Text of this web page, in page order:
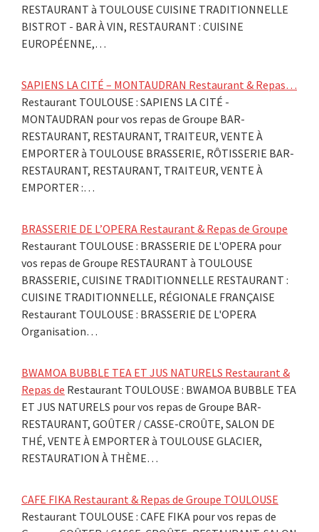
RESTAURANT à TOULOUSE CUISINE TRADITIONNELLE
BISTROT - BAR À VIN, RESTAURANT : CUISINE
EUROPÉENNE,…
SAPIENS LA CITÉ – MONTAUDRAN Restaurant & Repas…
Restaurant TOULOUSE : SAPIENS LA CITÉ -
MONTAUDRAN pour vos repas de Groupe BAR-
RESTAURANT, RESTAURANT, TRAITEUR, VENTE À
EMPORTER à TOULOUSE BRASSERIE, RÔTISSERIE BAR-
RESTAURANT, RESTAURANT, TRAITEUR, VENTE À
EMPORTER :…
BRASSERIE DE L’OPERA Restaurant & Repas de Groupe
Restaurant TOULOUSE : BRASSERIE DE L'OPERA pour
vos repas de Groupe RESTAURANT à TOULOUSE
BRASSERIE, CUISINE TRADITIONNELLE RESTAURANT :
CUISINE TRADITIONNELLE, RÉGIONALE FRANÇAISE
Restaurant TOULOUSE : BRASSERIE DE L'OPERA
Organisation…
BWAMOA BUBBLE TEA ET JUS NATURELS Restaurant &
Repas de Restaurant TOULOUSE : BWAMOA BUBBLE TEA
ET JUS NATURELS pour vos repas de Groupe BAR-
RESTAURANT, GOÛTER / CASSE-CROÛTE, SALON DE
THÉ, VENTE À EMPORTER à TOULOUSE GLACIER,
RESTAURATION À THÈME…
CAFE FIKA Restaurant & Repas de Groupe TOULOUSE
Restaurant TOULOUSE : CAFE FIKA pour vos repas de